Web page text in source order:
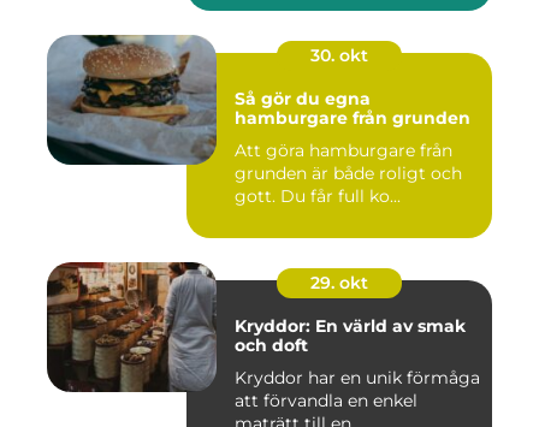
30. okt
Så gör du egna
hamburgare från grunden
Att göra hamburgare från
grunden är både roligt och
gott. Du får full ko...
29. okt
Kryddor: En värld av smak
och doft
Kryddor har en unik förmåga
att förvandla en enkel